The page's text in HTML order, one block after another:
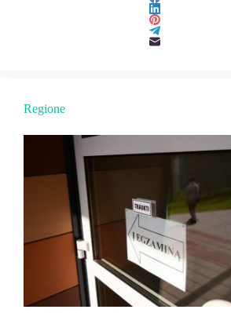
Regione